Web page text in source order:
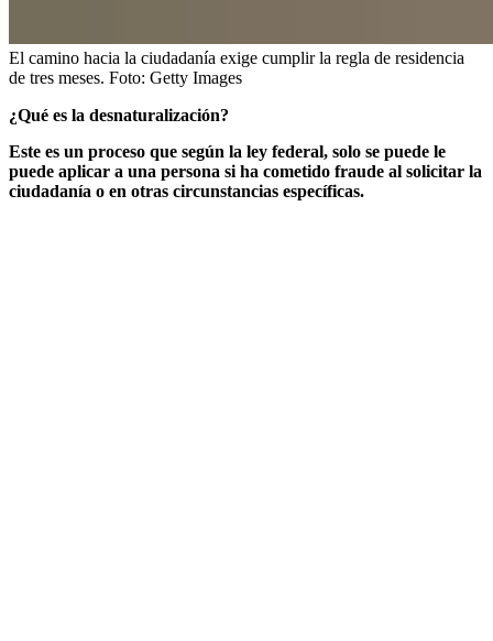
El camino hacia la ciudadanía exige cumplir la regla de residencia
de tres meses. Foto: Getty Images
¿Qué es la desnaturalización?
Este es un proceso que según la ley federal, solo se puede le
puede aplicar a una persona si ha cometido fraude al solicitar la
ciudadanía o en otras circunstancias específicas.